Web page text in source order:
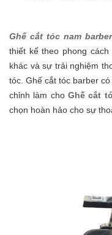
Ghế cắt tóc nam
thiết kế theo phong
khác và sự trải nghiệm
tóc. Ghế cắt tóc barber
chỉnh làm choGhế cắt
chọn hoàn hảo cho sự